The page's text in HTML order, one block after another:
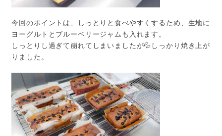
今回のポイントは、しっとりと食べやすくするため、生地に
ヨーグルトとブルーベリージャムも入れます。
しっとりし過ぎて崩れてしまいましたが💦しっかり焼き上が
りました。